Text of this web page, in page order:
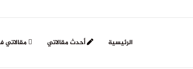
الرئيسية أحدث مقالاتي